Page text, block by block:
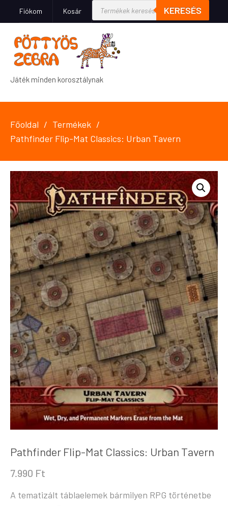
Fiókom Kosár KERESÉS
Játék minden korosztálynak
Főoldal
Termékek
Pathfinder Flip-Mat Classics: Urban Tavern
Pathfinder Flip-Mat Classics: Urban Tavern
7.990 Ft
A tematizált táblaelemek bármilyen RPG történetbe